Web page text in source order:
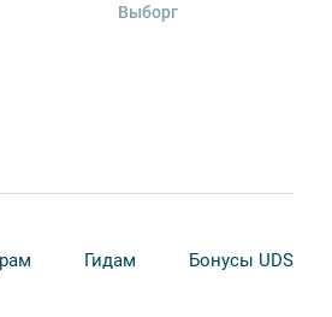
Выборг
Гидам Бонусы UDS